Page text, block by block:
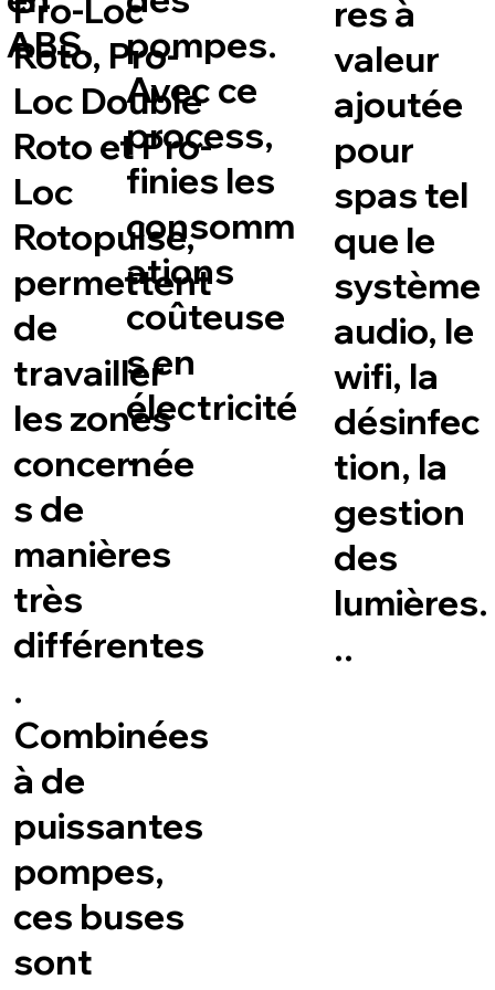
res à
valeur
ajoutée
pour
spas tel
que le
système
audio, le
wifi, la
désinfec
tion, la
gestion
des
lumières.
..
ABS.
Pro-Loc
Roto, Pro-
Loc Double
Roto et Pro-
Loc
Rotopulse,
permettent
de
travailler
les zones
concernée
s de
manières
très
différentes
.
Combinées
à de
puissantes
pompes,
ces buses
sont
pompes.
Avec ce
process,
finies les
consomm
ations
coûteuse
s en
électricité
.